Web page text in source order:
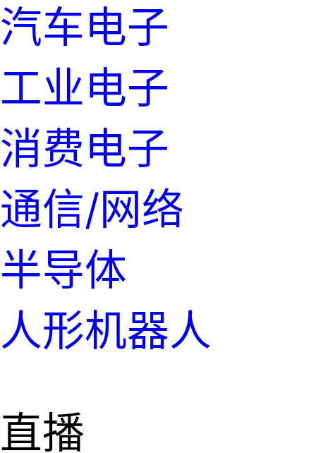
汽车电子
工业电子
消费电子
通信/网络
半导体
人形机器人
直播